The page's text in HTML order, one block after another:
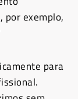
por exemplo,
para